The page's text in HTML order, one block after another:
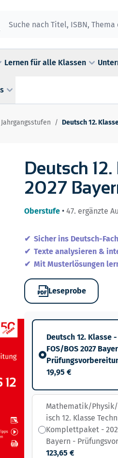
Lernen für alle Klassen
Jahrgangsstufen / Deutsch 12.
Deutsch
2027
Oberstufe •47. ergänzte
Sicher ins Deutsch-
Texte analysieren &
Mit Musterlösungen
Leseprobe
Deutsch 12. Klasse
FOS/BOS 2027
19,95 €
Mathematik/
isch 12. Klasse
Komplettpaket -
Bayern -
123,65 €